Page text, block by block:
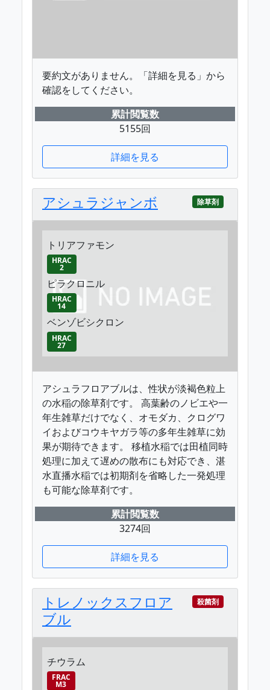
要約文がありません。「詳細を見る」から
確認をしてください。
累計閲覧数
5155回
詳細を見る
アシュラジャンボ 除草剤
トリアファモン
HRAC
2
ピラクロニル
HRAC
14
ベンゾビシクロン
HRAC
27
アシュラフロアブルは、性状が淡褐色粒上
の水稲の除草剤です。 高葉齢のノビエや一
年生雑草だけでなく、オモダカ、クログワ
イおよびコウキヤガラ等の多年生雑草に効
果が期待できます。 移植水稲では田植同時
処理に加えて遅めの散布にも対応でき、湛
水直播水稲では初期剤を省略した一発処理
も可能な除草剤です。
累計閲覧数
3274回
詳細を見る
トレノックスフロア
ブル
殺菌剤
チウラム
FRAC
M3